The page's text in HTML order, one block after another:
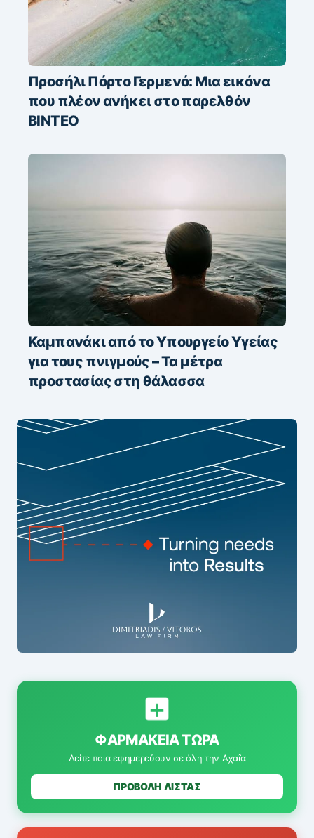
Προσήλι Πόρτο Γερμενό: Μια εικόνα
που πλέον ανήκει στο παρελθόν
ΒΙΝΤΕΟ
Καμπανάκι από το Υπουργείο Υγείας
για τους πνιγμούς – Τα μέτρα
προστασίας στη θάλασσα
ΦΑΡΜΑΚΕΊΑ ΤΏΡΑ
Δείτε ποια εφημερεύουν σε όλη την Αχαΐα
ΠΡΟΒΟΛΗ ΛΙΣΤΑΣ